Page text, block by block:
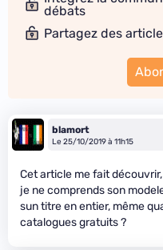
débats
Partagez des
blamort
Le 25/10/2019 à 11h15
Cet article me fait
je ne comprends son
sun titre en entier, même
catalogues gratuits ?